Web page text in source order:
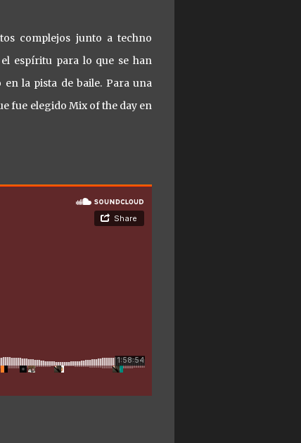
complejos junto a techno
espíritu para lo que se han
la pista de baile. Para una
fue elegido Mix of the day en